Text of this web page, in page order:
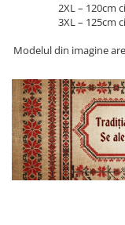
2XL – 120cm
3XL – 125cm
Modelul din imagine